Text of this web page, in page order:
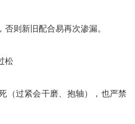
则新旧配合易再次渗漏。
松
（过紧会干磨、抱轴），也严禁